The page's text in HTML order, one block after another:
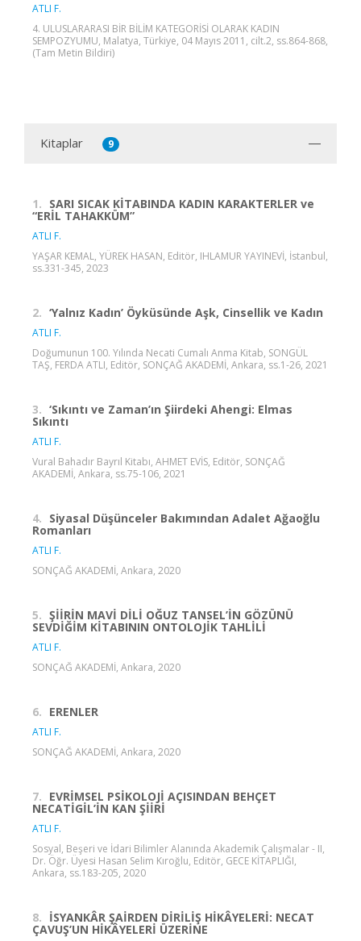
ATLI F.
4. ULUSLARARASI BİR BİLİM KATEGORİSİ OLARAK KADIN
SEMPOZYUMU, Malatya, Türkiye, 04 Mayıs 2011, cilt.2, ss.864-868,
(Tam Metin Bildiri)
Kitaplar 9
1. SARI SICAK KİTABINDA KADIN KARAKTERLER ve
“ERİL TAHAKKÜM”
ATLI F.
YAŞAR KEMAL, YÜREK HASAN, Editör, IHLAMUR YAYINEVİ, İstanbul,
ss.331-345, 2023
2. ‘Yalnız Kadın’ Öyküsünde Aşk, Cinsellik ve Kadın
ATLI F.
Doğumunun 100. Yılında Necati Cumalı Anma Kitab, SONGÜL
TAŞ, FERDA ATLI, Editör, SONÇAĞ AKADEMİ, Ankara, ss.1-26, 2021
3. ‘Sıkıntı ve Zaman’ın Şiirdeki Ahengi: Elmas
Sıkıntı
ATLI F.
Vural Bahadır Bayrıl Kitabı, AHMET EVİS, Editör, SONÇAĞ
AKADEMİ, Ankara, ss.75-106, 2021
4. Siyasal Düşünceler Bakımından Adalet Ağaoğlu
Romanları
ATLI F.
SONÇAĞ AKADEMİ, Ankara, 2020
5. ŞİİRİN MAVİ DİLİ OĞUZ TANSEL’İN GÖZÜNÜ
SEVDİĞİM KİTABININ ONTOLOJİK TAHLİLİ
ATLI F.
SONÇAĞ AKADEMİ, Ankara, 2020
6. ERENLER
ATLI F.
SONÇAĞ AKADEMİ, Ankara, 2020
7. EVRİMSEL PSİKOLOJİ AÇISINDAN BEHÇET
NECATİGİL’İN KAN ŞİİRİ
ATLI F.
Sosyal, Beşeri ve İdari Bilimler Alanında Akademik Çalışmalar - II,
Dr. Öğr. Üyesi Hasan Selim Kıroğlu, Editör, GECE KİTAPLIĞI,
Ankara, ss.183-205, 2020
8. İSYANKÂR ŞAİRDEN DİRİLİŞ HİKÂYELERİ: NECAT
ÇAVUŞ’UN HİKÂYELERİ ÜZERİNE